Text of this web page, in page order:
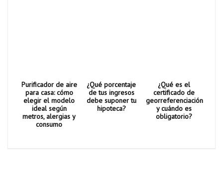
Purificador de aire
para casa: cómo
elegir el modelo
ideal según
metros, alergias y
consumo
¿Qué porcentaje
de tus ingresos
debe suponer tu
hipoteca?
¿Qué es el
certificado de
georreferenciación
y cuándo es
obligatorio?